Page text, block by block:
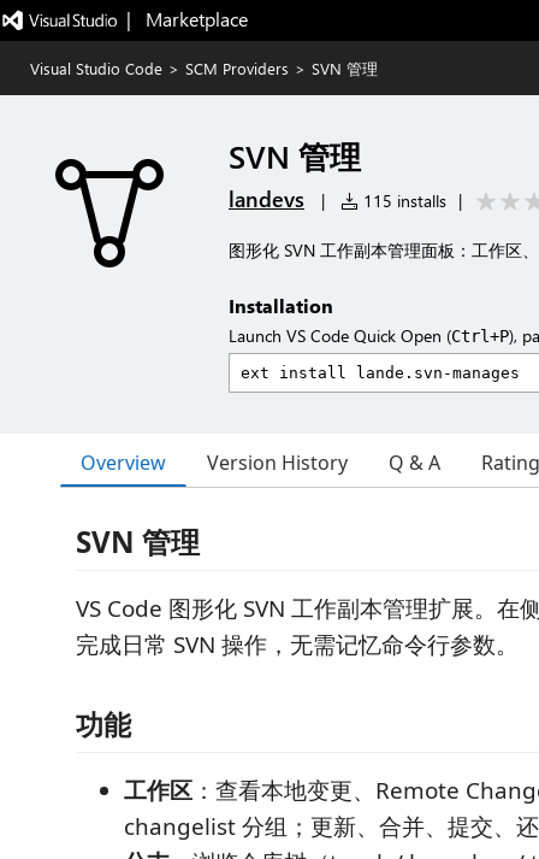
|   Marketplace
Visual Studio Code > SCM Providers > SVN 管理
SVN 管理
landevs | 115 installs |
图形化 SVN 工作副本管理面板：工作区
Installation
Launch VS Code Quick Open (Ctrl+P),
Overview Version History Q & A
SVN 管理
VS Code 图形化 SVN 工作副本管理扩展。在
完成日常 SVN 操作，无需记忆命令行参数。
功能
工作区 ：查看本地变更、Remote
changelist 分组；更新、合并、提交、